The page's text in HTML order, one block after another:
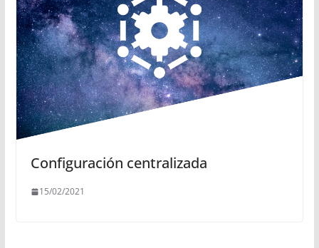
Configuración centralizada
15/02/2021